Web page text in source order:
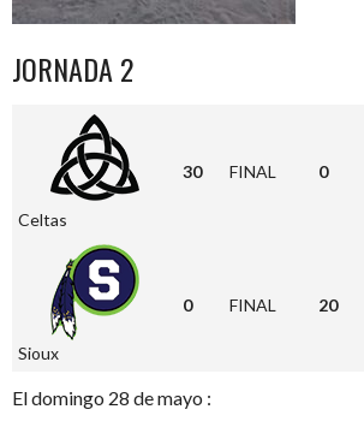
JORNADA 2
Celtas
30 FINAL 0
Sioux
0 FINAL 20
El domingo 28 de mayo :